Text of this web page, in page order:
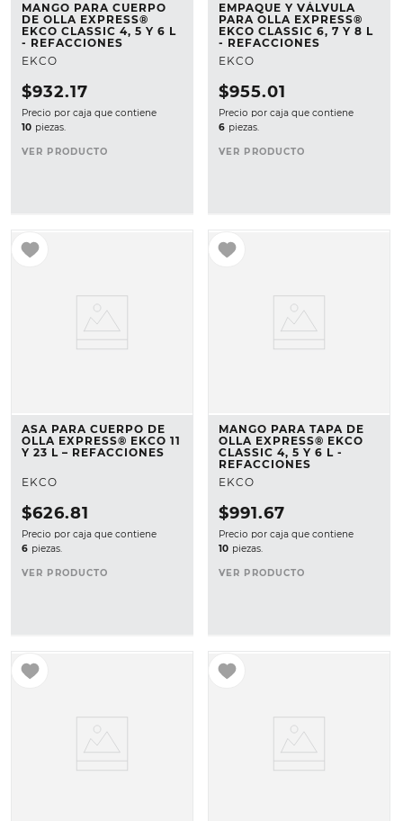
MANGO PARA CUERPO
DE OLLA EXPRESS®
EKCO CLASSIC 4, 5 Y 6 L
- REFACCIONES
EKCO
$932.17
Precio por caja que contiene
10 piezas.
VER PRODUCTO
EMPAQUE Y VÁLVULA
PARA OLLA EXPRESS®
EKCO CLASSIC 6, 7 Y 8 L
- REFACCIONES
EKCO
$955.01
Precio por caja que contiene
6 piezas.
VER PRODUCTO
ASA PARA CUERPO DE
OLLA EXPRESS® EKCO 11
Y 23 L – REFACCIONES
EKCO
$626.81
Precio por caja que contiene
6 piezas.
VER PRODUCTO
MANGO PARA TAPA DE
OLLA EXPRESS® EKCO
CLASSIC 4, 5 Y 6 L -
REFACCIONES
EKCO
$991.67
Precio por caja que contiene
10 piezas.
VER PRODUCTO